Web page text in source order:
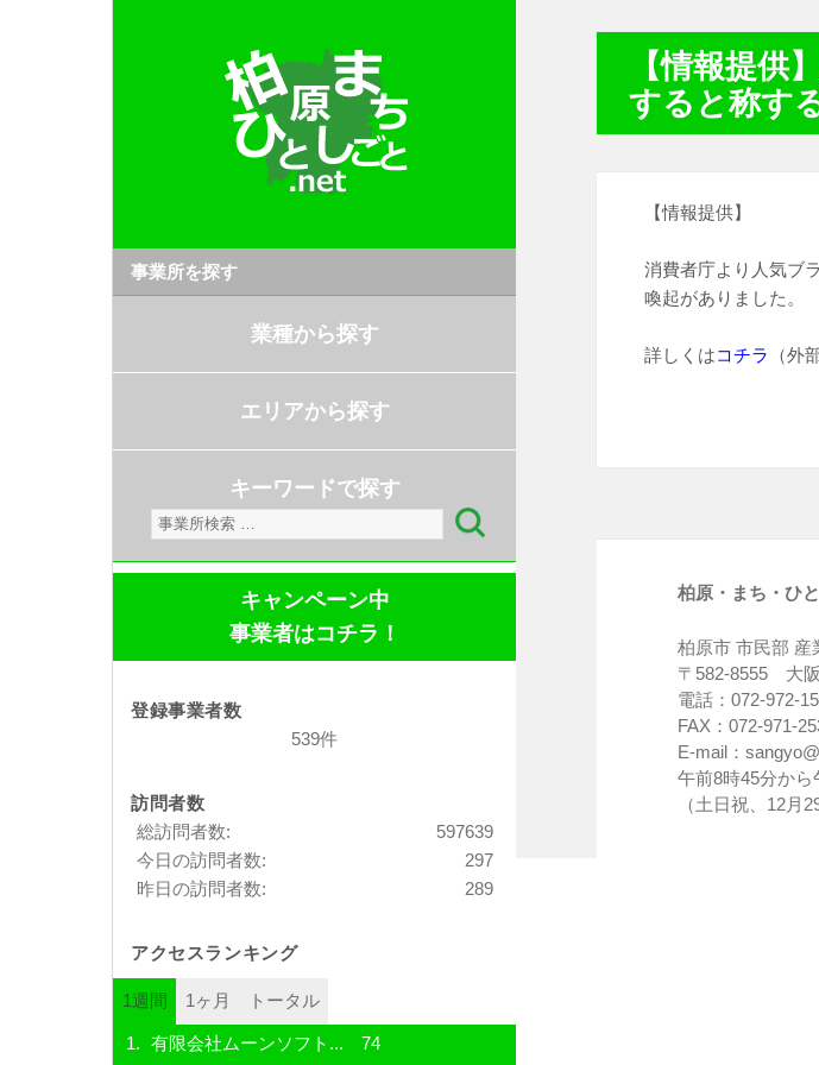
事業所を探す
業種から探す
エリアから探す
キーワードで探す
検
索:
キャンペーン中
事業者はコチラ！
登録事業者数
539件
訪問者数
597639
総訪問者数:
297
今日の訪問者数:
289
昨日の訪問者数:
アクセスランキング
1週間 1ヶ月 トータル
有限会社ムーンソフト... 74
【情報提供
すると称す
【情報提供】
消費者庁より人気ブ
喚起がありました。
詳しくはコチラ （外
柏原・まち・ひ
柏原市 市民部 産
〒582-8555 大
電話：072-972-
FAX：072-971-
E-mail：
午前8時45分か
（土日祝、12月